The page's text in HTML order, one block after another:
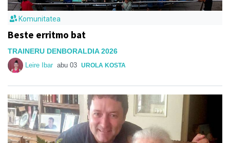
Komunitatea
Beste erritmo bat
TRAINERU DENBORALDIA 2026
Leire Ibar abu 03 UROLA KOSTA